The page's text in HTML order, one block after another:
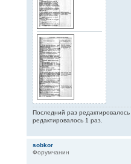
Последний раз редактировалось
редактировалось 1 раз.
sobkor
Форумчанин